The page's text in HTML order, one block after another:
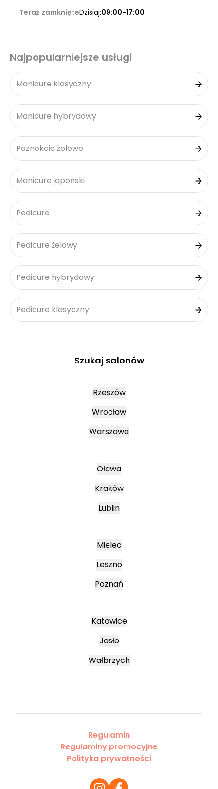
Teraz zamknięteDzisiaj:09:00-17:00
Najpopularniejsze usługi
Manicure klasyczny
Manicure hybrydowy
Paznokcie żelowe
Manicure japoński
Pedicure
Pedicure żelowy
Pedicure hybrydowy
Pedicure klasyczny
Szukaj salonów
Rzeszów
Wrocław
Warszawa
Oława
Kraków
Lublin
Mielec
Leszno
Poznań
Katowice
Jasło
Wałbrzych
Regulamin
Regulaminy promocyjne
Polityka prywatności